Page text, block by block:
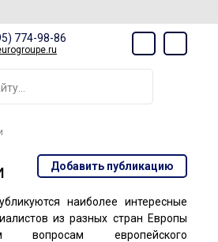
774-98-86
Добавить публикацию
наиболее интересные
из разных стран Европы
вопросам европейского